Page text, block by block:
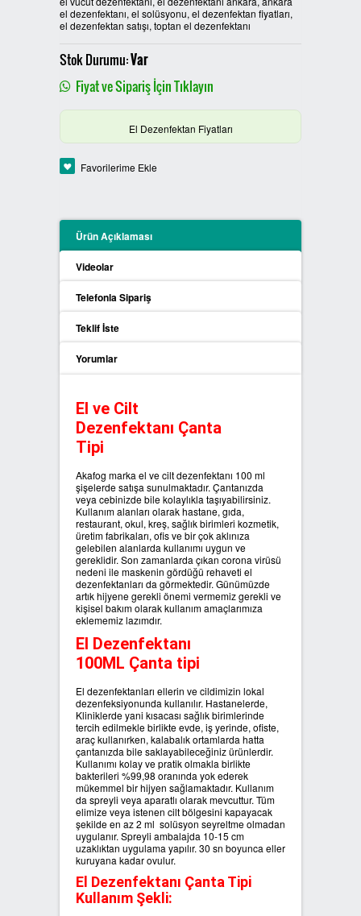
PLASTİK SIFIR ATIK KUTULARI
BOYALI SIFIR ATIK KUTULARI
METAL SIFIR ATIK KUTULARI
ÖZEL ÜRETİM SIFIR ATIK
PİL ATIK KUTULARI
SIFIR ATIK KONTEYNERLARI
SIFIR ATIK BİLGİLENDİRME
PANOSU
SIFIR ATIK GERİ DÖNÜŞÜM
KUTULARI
el dezenfektanı, el solüsyonu, el dezenfektan fiyatları,
el dezenfektan satışı, toptan el dezenfektanı
Stok Durumu:Var
Fiyat ve Sipariş İçin Tıklayın
El Dezenfektan Fiyatları
Favorilerime Ekle
Ürün Açıklaması
Videolar
Telefonla Sipariş
Teklif İste
Yorumlar
El ve Cilt
Dezenfektanı Çanta
Tipi
Akafog marka el ve cilt dezenfektanı 100 ml
şişelerde satışa sunulmaktadır. Çantanızda
veya cebinizde bile kolaylıkla taşıyabilirsiniz.
Kullanım alanları olarak hastane, gıda,
restaurant, okul, kreş, sağlık birimleri kozmetik,
üretim fabrikaları, ofis ve bir çok aklınıza
gelebilen alanlarda kullanımı uygun ve
gereklidir. Son zamanlarda çıkan corona virüsü
nedeni ile maskenin gördüğü rehaveti el
dezenfektanları da görmektedir. Günümüzde
artık hijyene gerekli önemi vermemiz gerekli ve
kişisel bakım olarak kullanım amaçlarımıza
eklememiz lazımdır.
El Dezenfektanı
100ML Çanta tipi
El dezenfektanları ellerin ve cildimizin lokal
dezenfeksiyonunda kullanılır. Hastanelerde,
Kliniklerde yani kısacası sağlık birimlerinde
tercih edilmekle birlikte evde, iş yerinde, ofiste,
araç kullanırken, kalabalık ortamlarda hatta
çantanızda bile saklayabileceğiniz ürünlerdir.
Kullanımı kolay ve pratik olmakla birlikte
bakterileri %99,98 oranında yok ederek
mükemmel bir hijyen sağlamaktadır. Kullanım
da spreyli veya aparatlı olarak mevcuttur. Tüm
elimize veya istenen cilt bölgesini kapayacak
şekilde en az 2 ml solüsyon seyreltme olmadan
uygulanır. Spreyli ambalajda 10-15 cm
uzaklıktan uygulama yapılır. 30 sn boyunca eller
kuruyana kadar ovulur.
El Dezenfektanı Çanta Tipi
Kullanım Şekli: